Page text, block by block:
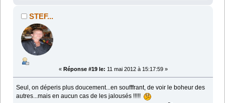
STEF...
« Réponse #19 le: 11 mai 2012 à 15:17:59 »
Seul, on déperis plus doucement...en soufffrant, de voir le boheur des
autres...mais en aucun cas de les jalousés !!!!!